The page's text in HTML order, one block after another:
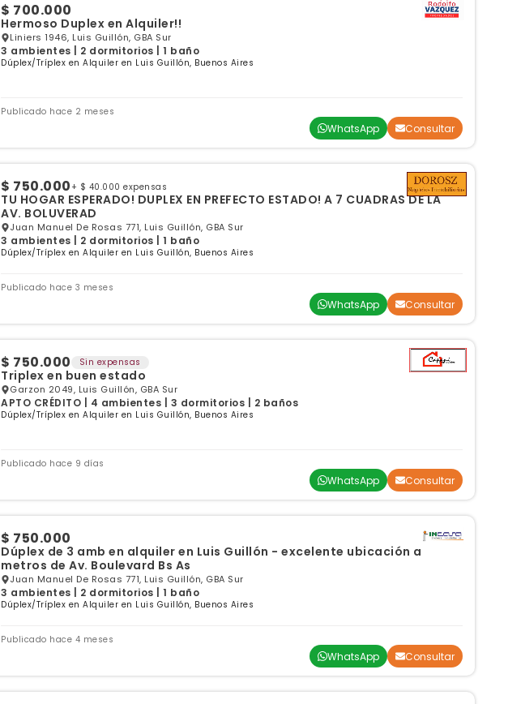
$ 700.000
Hermoso Duplex en Alquiler!!
Liniers 1946, Luis Guillón, GBA Sur
3 ambientes | 2 dormitorios | 1 baño
Dúplex/Tríplex en Alquiler en Luis Guillón, Buenos Aires
Publicado hace 2 meses
WhatsApp Consultar
$ 750.000 + $ 40.000 expensas
TU HOGAR ESPERADO! DUPLEX EN PREFECTO ESTADO! A 7 CUADRAS DE LA
AV. BOLUVERAD
Juan Manuel De Rosas 771, Luis Guillón, GBA Sur
3 ambientes | 2 dormitorios | 1 baño
Dúplex/Tríplex en Alquiler en Luis Guillón, Buenos Aires
Publicado hace 3 meses
WhatsApp Consultar
$ 750.000 Sin expensas
Triplex en buen estado
Garzon 2049, Luis Guillón, GBA Sur
APTO CRÉDITO | 4 ambientes | 3 dormitorios | 2 baños
Dúplex/Tríplex en Alquiler en Luis Guillón, Buenos Aires
Publicado hace 9 días
WhatsApp Consultar
$ 750.000
Dúplex de 3 amb en alquiler en Luis Guillón - excelente ubicación a
metros de Av. Boulevard Bs As
Juan Manuel De Rosas 771, Luis Guillón, GBA Sur
3 ambientes | 2 dormitorios | 1 baño
Dúplex/Tríplex en Alquiler en Luis Guillón, Buenos Aires
Publicado hace 4 meses
WhatsApp Consultar